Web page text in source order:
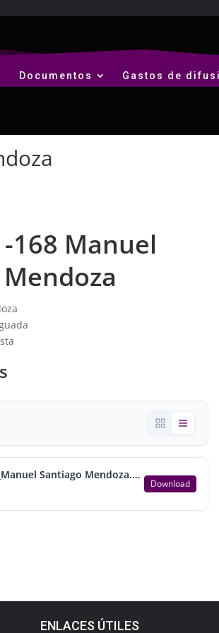
Documentos Gastos de
168 Manuel
OCE-A-21-168_Manuel Santiago Mendoza.pdf
Download
ENLACES ÚTILES